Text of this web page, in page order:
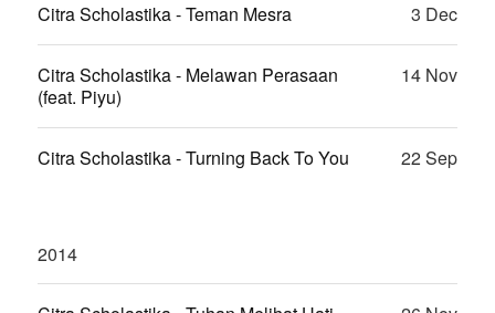
Citra Scholastika - Teman Mesra 3 Dec
Citra Scholastika - Melawan Perasaan
(feat. Piyu)
14 Nov
Citra Scholastika - Turning Back To You 22 Sep
2014